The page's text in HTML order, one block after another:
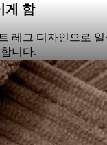
게 함
레그 디자인으로
니다.